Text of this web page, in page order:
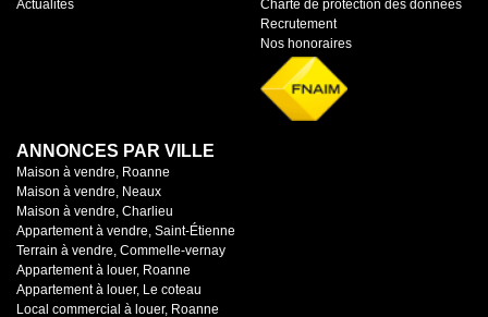
Actualités
Charte de protection des données
Recrutement
Nos honoraires
ANNONCES PAR VILLE
Maison à vendre, Roanne
Maison à vendre, Neaux
Maison à vendre, Charlieu
Appartement à vendre, Saint-Étienne
Terrain à vendre, Commelle-vernay
Appartement à louer, Roanne
Appartement à louer, Le coteau
Local commercial à louer, Roanne